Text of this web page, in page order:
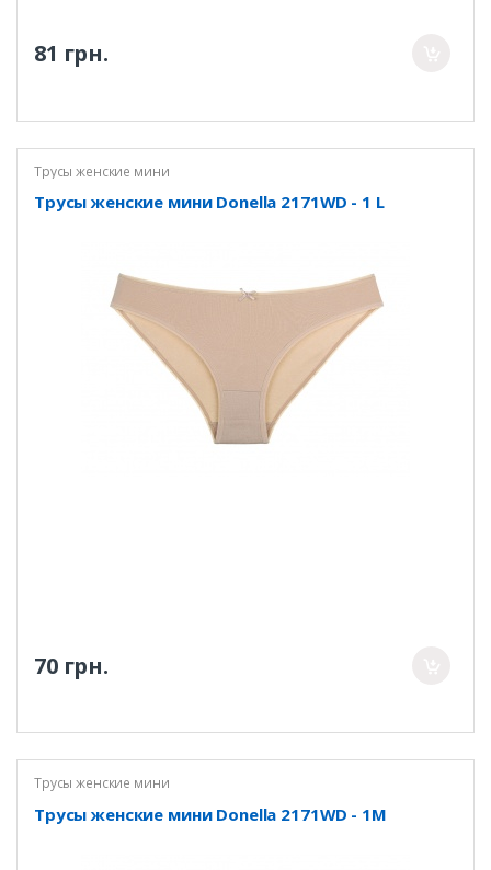
81 грн.
Трусы женские мини
Трусы женские мини Donella 2171WD - 1 L
70 грн.
Трусы женские мини
Трусы женские мини Donella 2171WD - 1M